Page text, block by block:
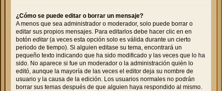
¿Cómo se puede editar o borrar un mensaje?
A menos que sea administrador o moderador, solo puede borrar o
editar sus propios mensajes. Para editarlos debe hacer clic en en
botón editar(a veces esta opción solo es válida durante un cierto
periodo de tiempo). Si alguien editase su tema, encontrará un
pequeño texto indicando que ha sido modificado y las veces que lo ha
sido. No aparece si fue un moderador o la administración quién lo
editó, aunque la mayoría de las veces el editor deja su nombre de
usuario y la causa de la edición. Los usuarios normales no podrán
borrar sus temas después de que alguien haya respondido al mismo.